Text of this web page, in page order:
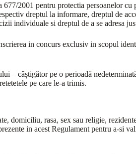
2001 pentru protectia persoanelor cu
dreptul la informare, dreptul de
individuale si dreptul de a se adresa
in concurs exclusiv in scopul
– câștigător pe o perioadă
pe care le-a trimis.
domiciliu, rasa, sex sau religie,
in acest Regulament pentru a-si